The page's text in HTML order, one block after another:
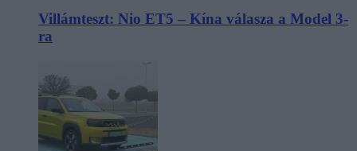
Villámteszt: Nio ET5 – Kína válasza a Model 3-
ra